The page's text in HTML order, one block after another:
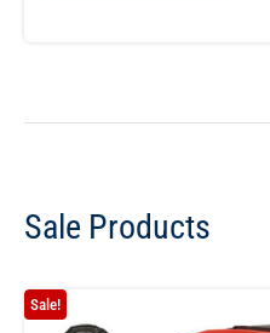
Sale Products
Sale!